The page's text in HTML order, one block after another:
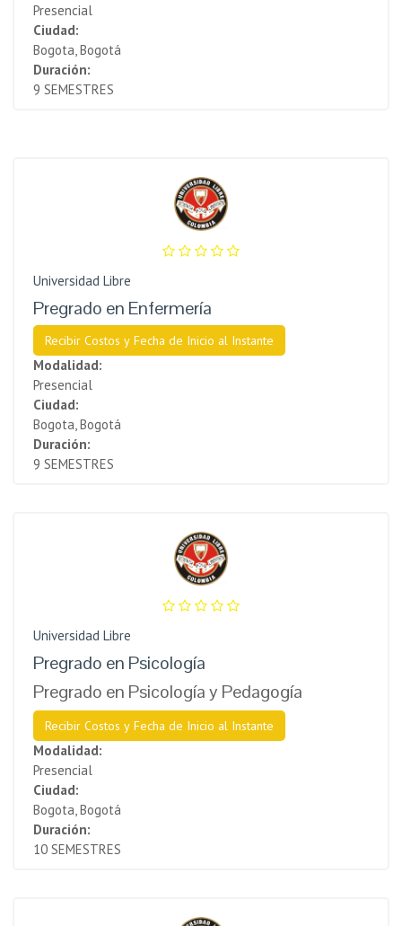
Presencial
Ciudad:
Bogota, Bogotá
Duración:
9 SEMESTRES
Universidad Libre
Pregrado en Enfermería
Recibir Costos y Fecha de Inicio al Instante
Modalidad:
Presencial
Ciudad:
Bogota, Bogotá
Duración:
9 SEMESTRES
Universidad Libre
Pregrado en Psicología
Pregrado en Psicología y Pedagogía
Recibir Costos y Fecha de Inicio al Instante
Modalidad:
Presencial
Ciudad:
Bogota, Bogotá
Duración:
10 SEMESTRES